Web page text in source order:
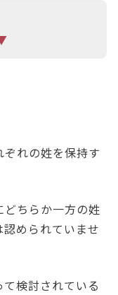
際に夫婦関係を
性もあります。
択する必要があ
姓の導入を求め
りますが、個人
ンダー平等を実
れの姓を保持す
どちらか一方の姓
められていませ
検討されている